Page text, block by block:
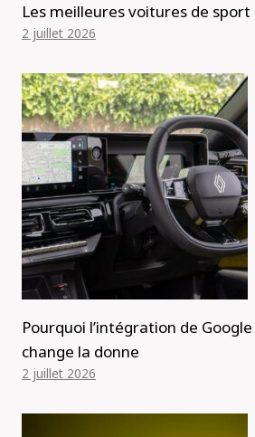
Les meilleures voitures de sport
2 juillet 2026
Pourquoi l’intégration de
change la donne
2 juillet 2026